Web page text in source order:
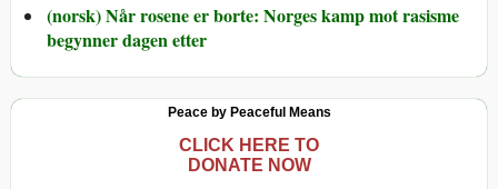
(norsk) Når rosene er borte: Norges kamp mot rasisme
begynner dagen etter
Peace by Peaceful Means
CLICK HERE TO
DONATE NOW